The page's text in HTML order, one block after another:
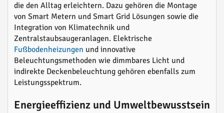
die den Alltag erleichtern. Dazu gehören die Montage
von Smart Metern und Smart Grid Lösungen sowie die
Integration von Klimatechnik und
Zentralstaubsaugeranlagen. Elektrische
Fußbodenheizungen und innovative
Beleuchtungsmethoden wie dimmbares Licht und
indirekte Deckenbeleuchtung gehören ebenfalls zum
Leistungsspektrum.
Energieeffizienz und Umweltbewusstsein